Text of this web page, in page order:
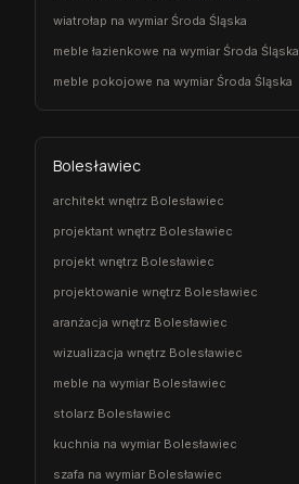
wiatrołap na wymiar Środa Śląska
meble łazienkowe na wymiar Środa Śląska
meble pokojowe na wymiar Środa Śląska
Bolesławiec
architekt wnętrz Bolesławiec
projektant wnętrz Bolesławiec
projekt wnętrz Bolesławiec
projektowanie wnętrz Bolesławiec
aranżacja wnętrz Bolesławiec
wizualizacja wnętrz Bolesławiec
meble na wymiar Bolesławiec
stolarz Bolesławiec
kuchnia na wymiar Bolesławiec
szafa na wymiar Bolesławiec